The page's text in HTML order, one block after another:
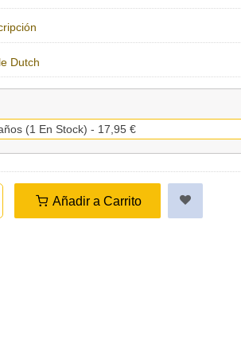
Dutch
Añadir a Carrito